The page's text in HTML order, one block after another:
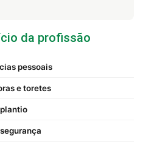
da profissão
pessoais
e toretes